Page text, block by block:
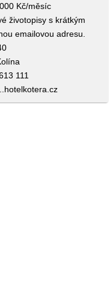
Kč/měsíc
životopisy s krátkým
emailovou adresu.
111